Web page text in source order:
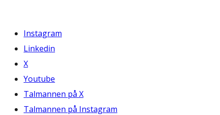
Instagram
Linkedin
X
Youtube
Talmannen på X
Talmannen på Instagram